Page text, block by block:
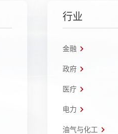
行业
金融
政府
医疗
电力
油气与化工